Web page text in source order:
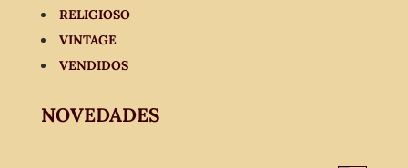
RELIGIOSO
VINTAGE
VENDIDOS
NOVEDADES